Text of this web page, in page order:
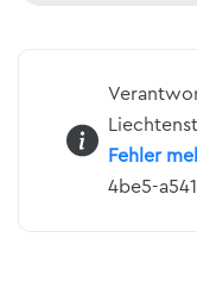
Fehler
4be5-